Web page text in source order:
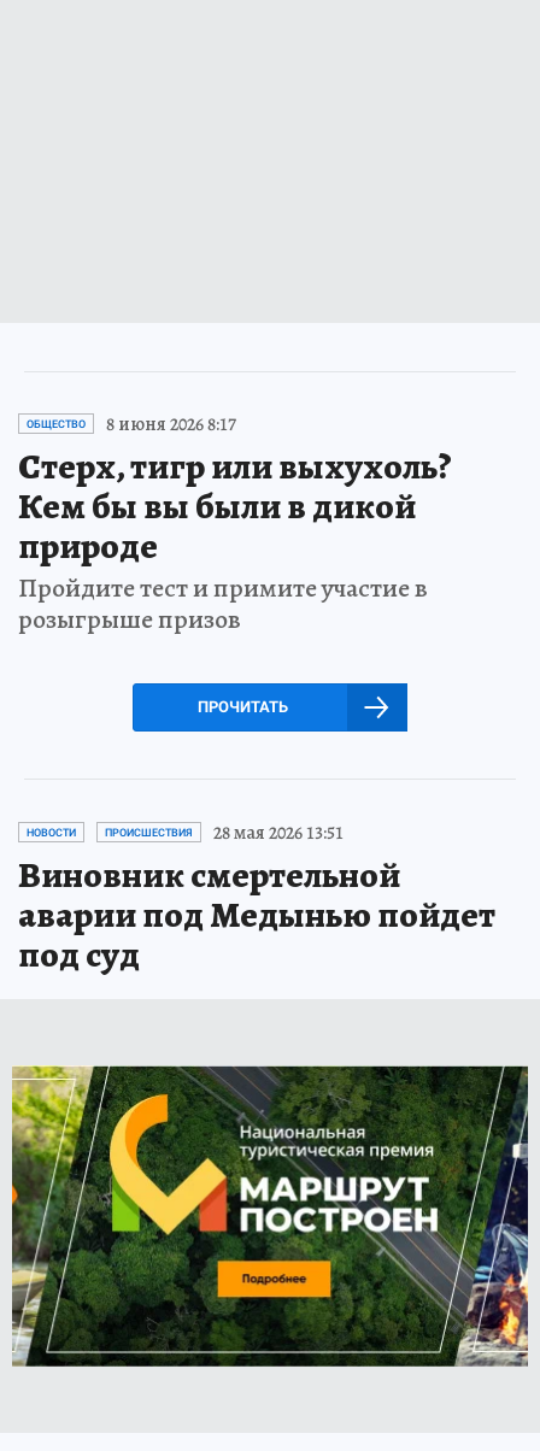
ОБЩЕСТВО 8 июня 2026 8:17
Стерх, тигр или выхухоль?
Кем бы вы были в дикой
природе
Пройдите тест и примите участие в
розыгрыше призов
ПРОЧИТАТЬ
НОВОСТИ ПРОИСШЕСТВИЯ 28 мая 2026 13:51
Виновник смертельной
аварии под Медынью пойдет
под суд